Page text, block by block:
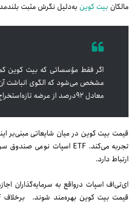
مالکان بیت کوین به‌دلیل نگرش مثبت
مشخص می‌شود که الگوی انباشت
معادل ۹۲درصد از عرضه تازه‌استخراج‌شده است و از می‌۲۰۲۲ تاکنون در این سطح باقی‌ مانده است.
قیمت بیت کوین در میان شایعاتی مبنی‌بر
تجربه می‌کند.
ارتباط دارد.
ای‌تی‌اف اسپات در‌واقع به سرمایه‌گذاران
قیمت بیت کوین بهره‌مند شوند.